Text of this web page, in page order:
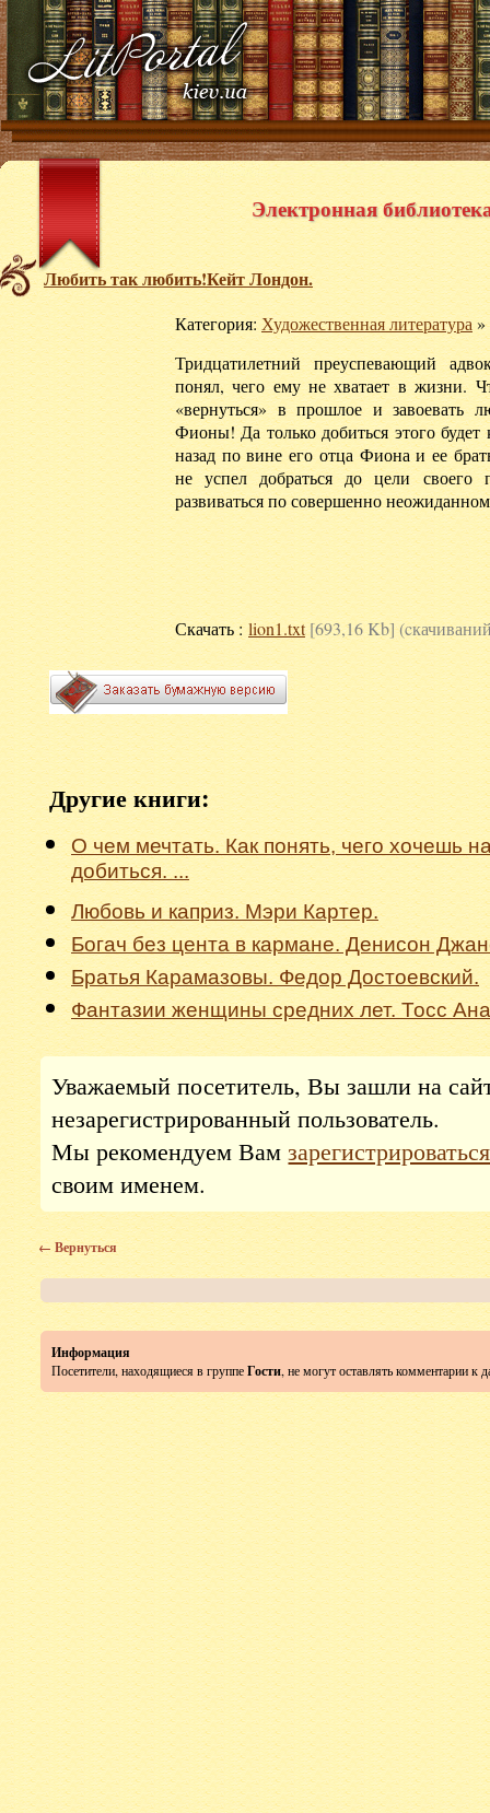
Электронная
Любить так любить!Кейт Лондон.
Категория:Художественная литература»
Тридцатилетний преуспевающий
понял, чего ему не хватает в жизни.
«вернуться» в прошлое и завоевать
Фионы! Да только добиться этого будет
назад по вине его отца Фиона и ее
не успел добраться до цели своего
развиваться по совершенно
Скачать :lion1.txt[693,16 Kb]
Другие книги:
О чем мечтать. Как понять, чего хочешь
добиться. ...
Любовь и каприз. Мэри Картер.
Богач без цента в кармане. Денисон
Братья Карамазовы. Федор Достоевский.
Фантазии женщины средних лет. Тосс
Уважаемый посетитель, Вы зашли на
незарегистрированный пользователь.
Мы рекомендуем Вамзарегистрироваться
своим именем.
← Вернуться
Информация
Посетители, находящиеся в группеГости, не могут оставлять комментарии к